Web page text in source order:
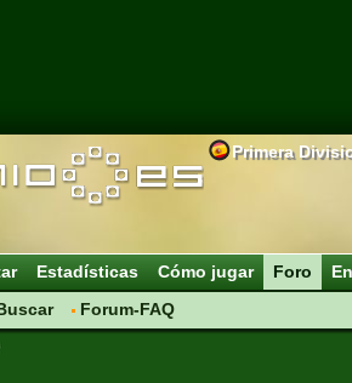
Primera
Estadísticas Cómo jugar
Foro
Forum-FAQ